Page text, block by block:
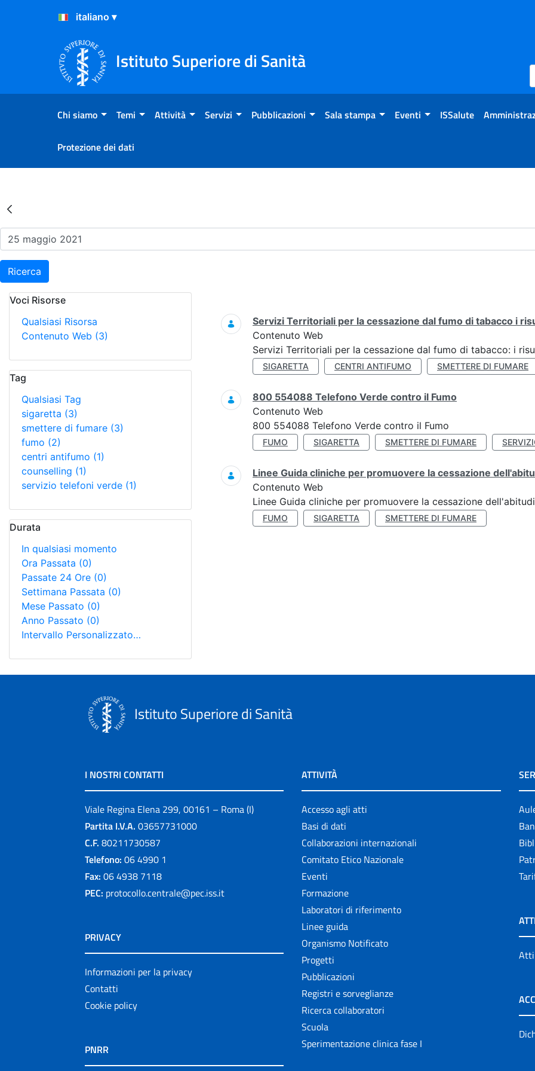
Salta al Contenuto
Salta al Footer
Istituto Superiore di Sanità
Chi siamo Temi Attività Servizi Pubblicazioni Sala stampa Eventi ISSalute
Protezione dei dati
Risultati della Ricerca - Eventi
Ricerca
Voci Risorse
Qualsiasi Risorsa
Contenuto Web (3)
Tag
Qualsiasi Tag
sigaretta (3)
smettere di fumare (3)
fumo (2)
centri antifumo (1)
counselling (1)
servizio telefoni verde (1)
Durata
In qualsiasi momento
Ora Passata (0)
Passate 24 Ore (0)
Settimana Passata (0)
Mese Passato (0)
Anno Passato (0)
Intervallo Personalizzato…
Ricerca
Servizi Territoriali per la cessazione dal fumo di tabacco i
Contenuto Web
Servizi Territoriali per la cessazione dal fumo di tabacco: i
SIGARETTA CENTRI ANTIFUMO SMETTERE DI FUMARE
800 554088 Telefono Verde contro il Fumo
Contenuto Web
800 554088 Telefono Verde contro il Fumo
FUMO SIGARETTA SMETTERE DI FUMARE
Linee Guida cliniche per promuovere la cessazione
Contenuto Web
Linee Guida cliniche per promuovere la cessazione
FUMO SIGARETTA SMETTERE DI FUMARE
Istituto Superiore di Sanità
I NOSTRI CONTATTI
Viale Regina Elena 299, 00161 – Roma (I)
Partita I.V.A. 03657731000
C.F. 80211730587
Telefono: 06 4990 1
Fax: 06 4938 7118
PEC: protocollo.centrale@pec.iss.it
PRIVACY
Informazioni per la privacy
Contatti
Cookie policy
PNRR
ATTIVITÀ
Accesso agli atti
Basi di dati
Collaborazioni internazionali
Comitato Etico Nazionale
Eventi
Formazione
Laboratori di riferimento
Linee guida
Organismo Notificato
Progetti
Pubblicazioni
Registri e sorveglianze
Ricerca collaboratori
Scuola
Sperimentazione clinica fase I
Atti